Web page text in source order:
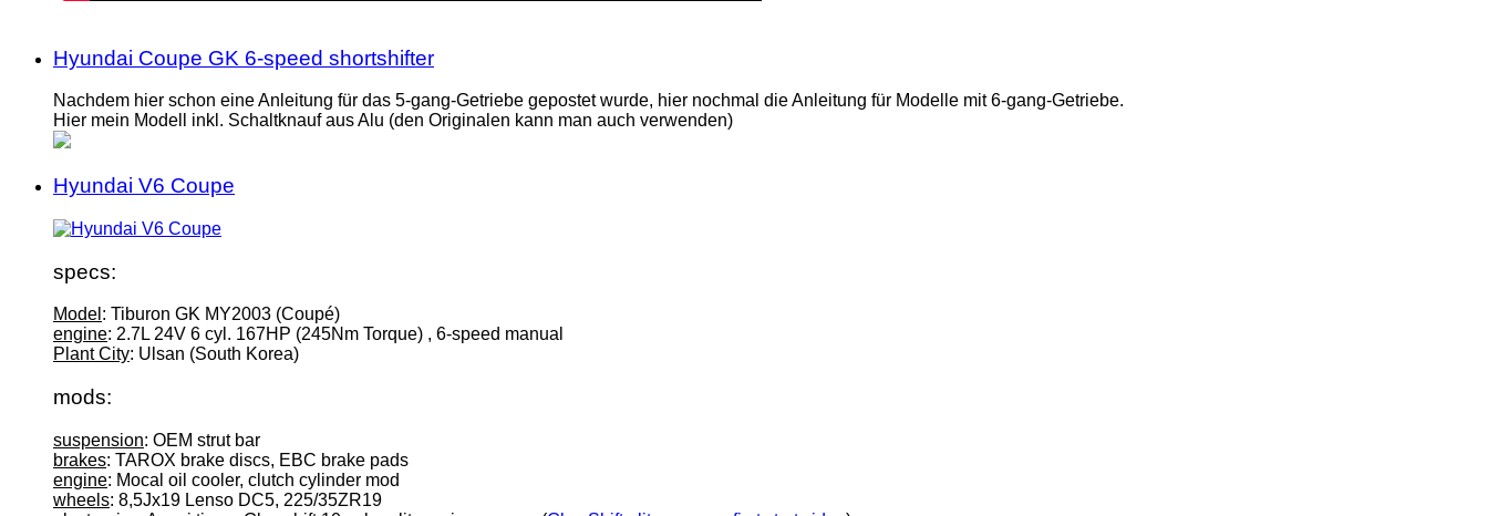
Hyundai Coupe GK 6-speed shortshifter
Nachdem hier schon eine Anleitung für das 5-gang-Getriebe gepostet wurde, hier nochmal die Anleitung für Modelle mit 6-gang-Getriebe.
Hier mein Modell inkl. Schaltknauf aus Alu (den Originalen kann man auch verwenden)
Hyundai V6 Coupe
specs:
Model : Tiburon GK MY2003 (Coupé)
engine: 2.7L 24V 6 cyl. 167HP (245Nm Torque) , 6-speed manual
Plant City: Ulsan (South Korea)
mods:
suspension: OEM strut bar
brakes: TAROX brake discs, EBC brake pads
engine: Mocal oil cooler, clutch cylinder mod
wheels: 8,5Jx19 Lenso DC5, 225/35ZR19